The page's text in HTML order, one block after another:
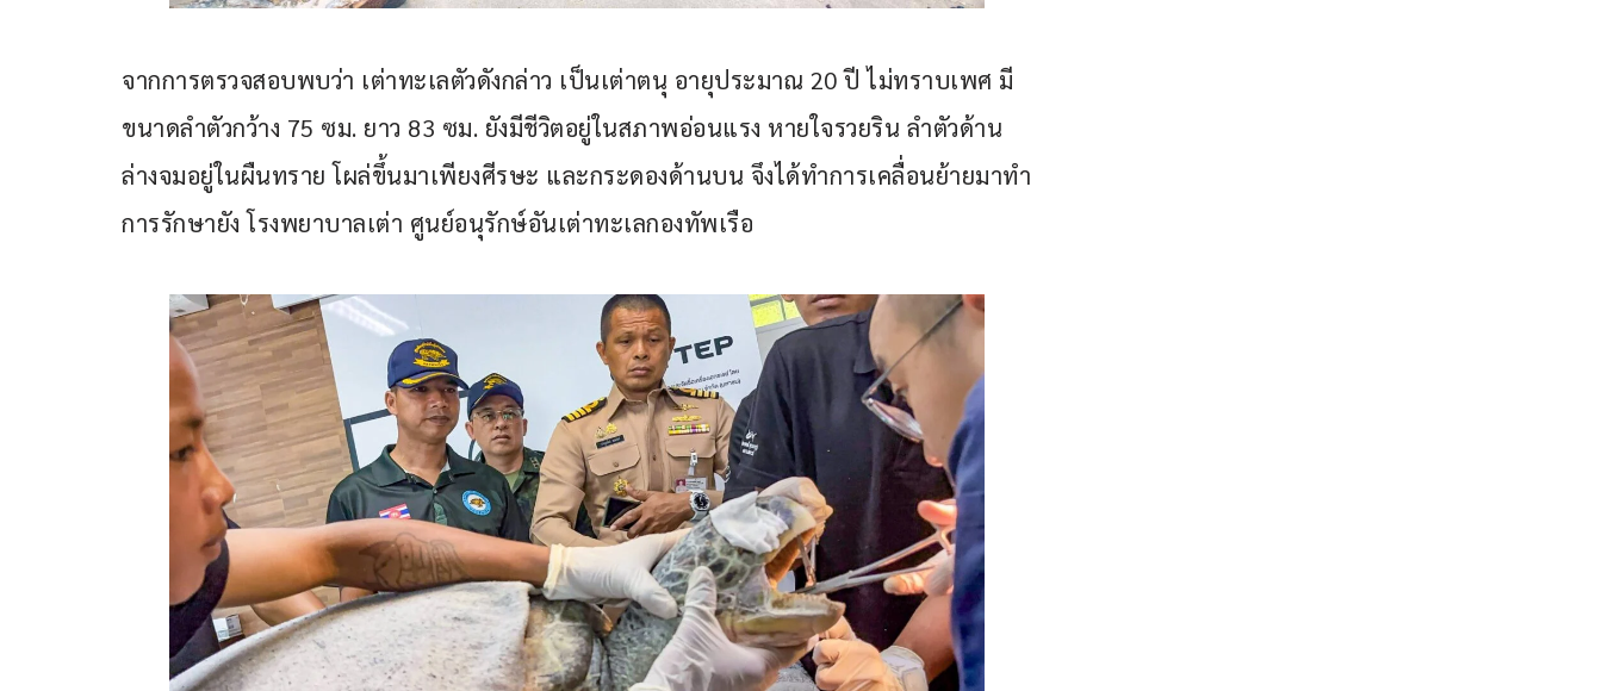
จากการตรวจสอบพบว่า เต่าทะเลตัวดังกล่าว เป็นเต่าตนุ อายุประมาณ 20 ปี ไม่ทราบเพศ มี
ขนาดลําตัวกว้าง 75 ซม. ยาว 83 ซม. ยังมีชีวิตอยู่ในสภาพอ่อนแรง หายใจรวยริน ลําตัวด้าน
ล่างจมอยู่ในผืนทราย โผล่ขึ้นมาเพียงศีรษะ และกระดองด้านบน จึงได้ทําการเคลื่อนย้ายมาทํา
การรักษายัง โรงพยาบาลเต่า ศูนย์อนุรักษ์อันเต่าทะเลกองทัพเรือ